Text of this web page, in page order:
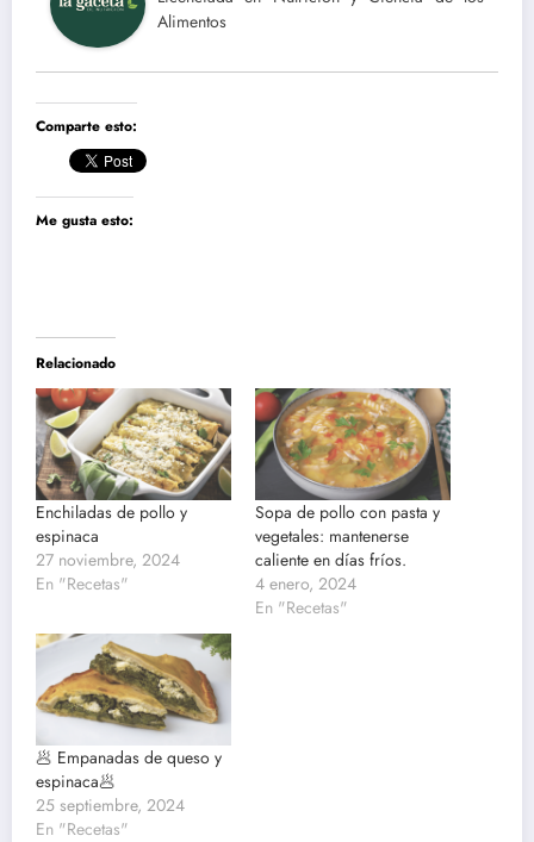
Alimentos
Comparte esto:
Me gusta esto:
Relacionado
Enchiladas de pollo y
espinaca
27 noviembre, 2024
En "Recetas"
Sopa de pollo con pasta y
vegetales: mantenerse
caliente en días fríos.
4 enero, 2024
En "Recetas"
🥟 Empanadas de queso y
espinaca🥟
25 septiembre, 2024
En "Recetas"